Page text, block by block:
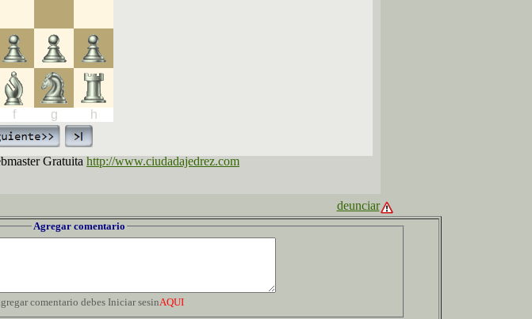
deunciar
Agregar comentario
comentario debes Iniciar sesinAQUI